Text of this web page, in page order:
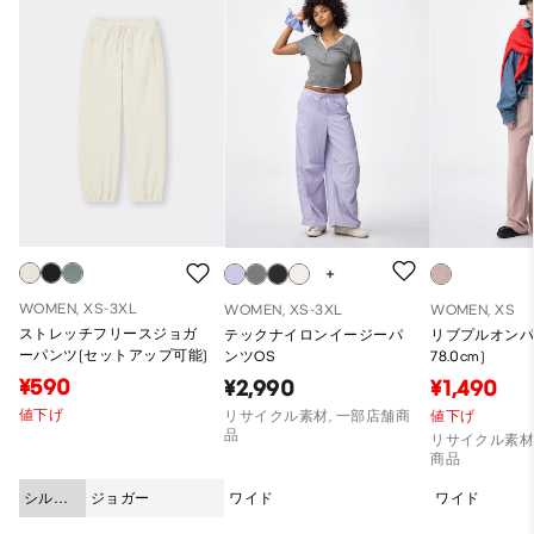
WOMEN, XS-3XL
ストレッチフリースジョガ
ーパンツ(セットアップ可能)
¥590
値下げ
シルエ
ット
ジョガー
WOMEN, XS-3XL
テックナイロンイージーパ
ンツOS
¥2,990
リサイクル素材, 一部店舗商
品
ワイド
WOMEN, XS
リブプルオン
78.0cm)
¥1,490
値下げ
リサイクル素
商品
ワイド